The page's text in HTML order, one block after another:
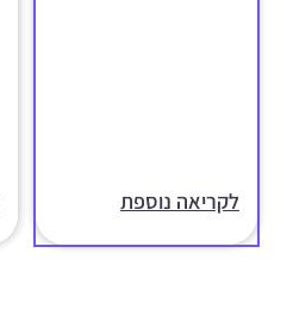
לקריאה נוספת